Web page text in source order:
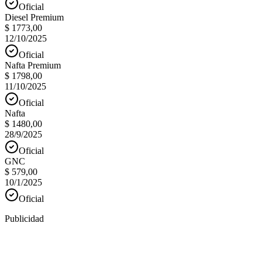
Oficial
Diesel Premium
$ 1773,00
12/10/2025
Oficial
Nafta Premium
$ 1798,00
11/10/2025
Oficial
Nafta
$ 1480,00
28/9/2025
Oficial
GNC
$ 579,00
10/1/2025
Oficial
Publicidad